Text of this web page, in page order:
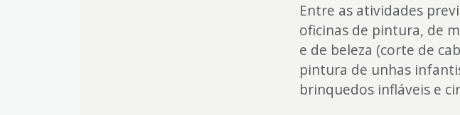
Entre as atividades
oficinas de pintura, de
e de beleza (corte de
pintura de unhas
brinquedos infláveis e